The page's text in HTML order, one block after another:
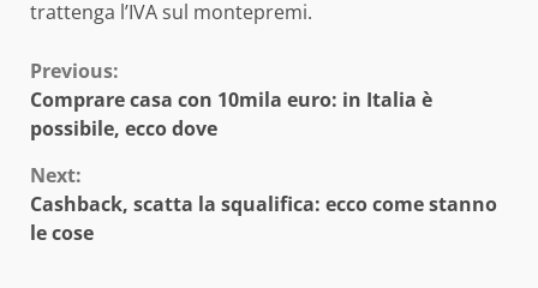
trattenga l’IVA sul montepremi.
Continue
Reading
Previous:
Comprare casa con 10mila euro: in Italia è
possibile, ecco dove
Next:
Cashback, scatta la squalifica: ecco come stanno
le cose